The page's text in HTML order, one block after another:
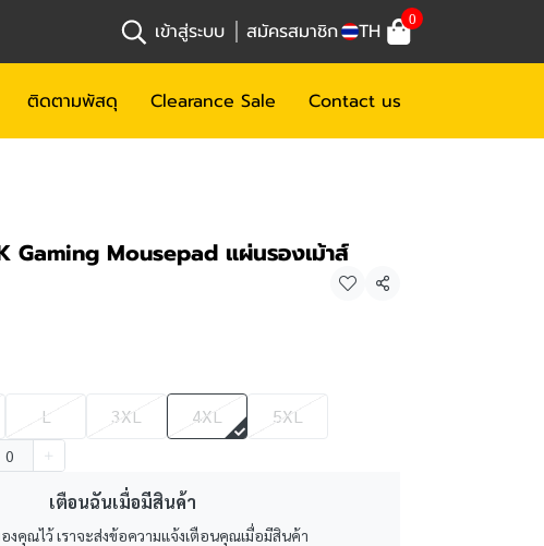
เข้าสู่ระบบ สมัครสมาชิก TH 0
ติดตามพัสดุ Clearance Sale Contact us
Gaming Mousepad แผ่นรองเม้าส์
แชร์
L 3XL 4XL 5XL
เตือนฉันเมื่อมีสินค้า
งคุณไว้ เราจะส่งข้อความแจ้งเตือนคุณเมื่อมีสินค้า